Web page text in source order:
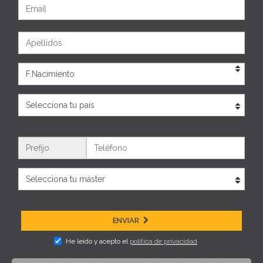
ENVIAR
He leído y acepto el política de privacidad